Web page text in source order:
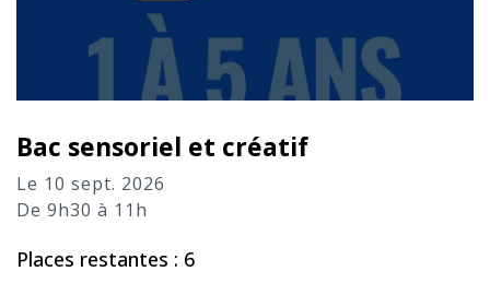
Bac sensoriel et créatif
Le 10 sept. 2026
De 9h30 à 11h
Places restantes : 6